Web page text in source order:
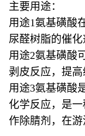
主要用途：
用途1氨基磺酸
尿醛树脂的催
用途2氨基磺酸
剥皮反应，提
用途3氨基磺酸
化学反应，是
作除腈剂，在